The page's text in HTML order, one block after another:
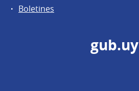
Boletines
gub.uy